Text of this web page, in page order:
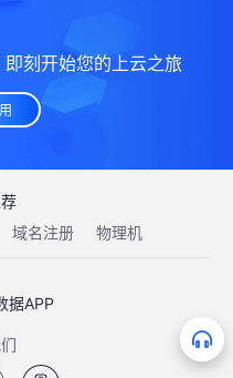
刻开始您的上云之旅
域名注册 物理机
据APP